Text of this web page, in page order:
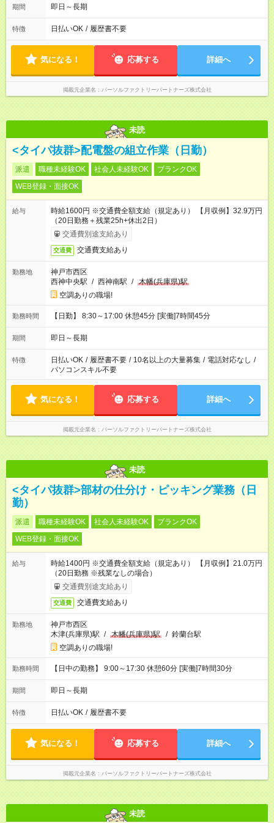
期間 即日～長期
特徴 日払いOK / 履歴書不要
気になる！ 応募する 詳細へ
掲載元企業名 パーソルファクトリーパートナーズ株式会社
未読
<タイパ抜群>配電盤の組立作業（日勤）
派遣 職種未経験OK 社会人未経験OK
ブランクOK
WEB登録・面接OK
給与
時給1600円 ※交通費全額支給（規定あり） 【月収例】32.9万円
（20日勤務＋残業25h+休出2日）
交通費別途支給あり
交通費 交通費支給あり
勤務地
神戸市西区
西神中央駅 / 西神南駅 / 木幡(兵庫県)駅
空調ありの職場!
勤務時間 【日勤】 8:30～17:00 休憩45分 [実働]7時間45分
期間 即日～長期
特徴 日払いOK / 履歴書不要 / 10名以上の大量募集 / 電話対応なし /
パソコンスキル不要
気になる！ 応募する 詳細へ
掲載元企業名 パーソルファクトリーパートナーズ株式会社
未読
<タイパ抜群>部材の仕分け・ピッキング業務（日
勤）
派遣 職種未経験OK 社会人未経験OK
ブランクOK
WEB登録・面接OK
給与
時給1400円 ※交通費全額支給（規定あり） 【月収例】21.0万円
（20日勤務 ※残業なしの場合）
交通費別途支給あり
交通費 交通費支給あり
勤務地
神戸市西区
木津(兵庫県)駅 / 木幡(兵庫県)駅 / 鈴蘭台駅
空調ありの職場!
勤務時間 【日中の勤務】 9:00～17:30 休憩60分 [実働]7時間30分
期間 即日～長期
特徴 日払いOK / 履歴書不要
気になる！ 応募する 詳細へ
掲載元企業名 パーソルファクトリーパートナーズ株式会社
未読